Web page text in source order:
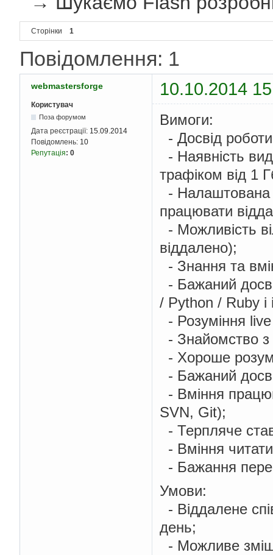
Сторінки 1
Повідомлення: 1
webmastersforge 10.10.2014
Користувач
Поза форумом
Дата реєстрації: 15.09.2014
Повідомлень: 10
Репутація: 0
Вимоги:
- Досвід
- Наявність
трафіком від 1
- Налаштована
працювати
- Можливість
віддалено);
- Знання та
- Бажаний
/ Python / Ruby і
- Розуміння
- Знайомство з
- Хороше
- Бажаний
- Вміння
SVN, Git);
- Терпляче
- Вміння
- Бажання
Умови:
- Віддалене
день;
- Можливе